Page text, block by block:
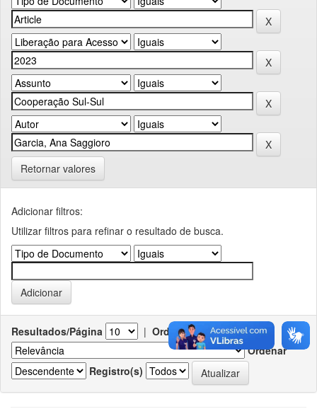
Retornar valores
Adicionar filtros:
Utilizar filtros para refinar o resultado de busca.
Resultados/Página | Ordenar registros por
Ordenar
Registro(s)